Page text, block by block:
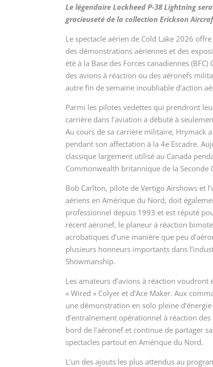
Le légendaireLockheed P-38 Lightningsera
gracieuseté de la collection Erickson
Le spectacle aérien de Cold Lake 2026
des démonstrations aériennes et des
été à la Base des Forces canadiennes
des avions à réaction ou des aéronefs
autre fin de semaine inoubliable d’action
Parmi les pilotes vedettes qui prendront
carrière dans l’aviation a débuté à
Au cours de sa carrière militaire, Hrymack
pendant son affectation à la 4e Escadre.
classique largement utilisé au Canada
Commonwealth britannique de la Seconde
Bob Carlton, pilote de Vertigo Airshows et
aériens en Amérique du Nord, doit
professionnel depuis 1993 et est réputé
récent aéronef, le planeur à réaction
acrobatiques d’une manière que peu
plusieurs honneurs importants dans
Showmanship.
Les amateurs d’avions à réaction
« Wired » Colyer et d’Ace Maker. Aux
une démonstration en solo pleine
d’entraînement opérationnel à réaction
bord de l’aéronef et continue de partager
spectacles partout en Amérique du Nord.
L’un des ajouts les plus attendus au